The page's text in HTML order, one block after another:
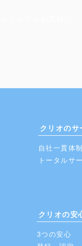
クリオのサ
自社一貫体
トータルサ
クリオの安
3つの​安心